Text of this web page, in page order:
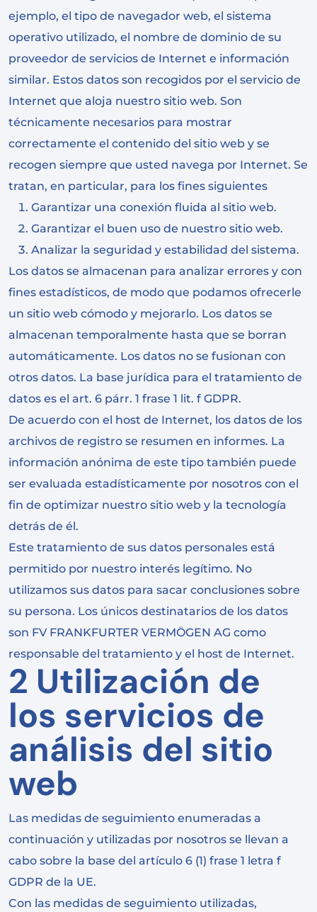
ejemplo, el tipo de navegador web, el sistema
operativo utilizado, el nombre de dominio de su
proveedor de servicios de Internet e información
similar. Estos datos son recogidos por el servicio de
Internet que aloja nuestro sitio web. Son
técnicamente necesarios para mostrar
correctamente el contenido del sitio web y se
recogen siempre que usted navega por Internet. Se
tratan, en particular, para los fines siguientes
Garantizar una conexión fluida al sitio web.
Garantizar el buen uso de nuestro sitio web.
Analizar la seguridad y estabilidad del sistema.
Los datos se almacenan para analizar errores y con
fines estadísticos, de modo que podamos ofrecerle
un sitio web cómodo y mejorarlo. Los datos se
almacenan temporalmente hasta que se borran
automáticamente. Los datos no se fusionan con
otros datos. La base jurídica para el tratamiento de
datos es el art. 6 párr. 1 frase 1 lit. f GDPR.
De acuerdo con el host de Internet, los datos de los
archivos de registro se resumen en informes. La
información anónima de este tipo también puede
ser evaluada estadísticamente por nosotros con el
fin de optimizar nuestro sitio web y la tecnología
detrás de él.
Este tratamiento de sus datos personales está
permitido por nuestro interés legítimo. No
utilizamos sus datos para sacar conclusiones sobre
su persona. Los únicos destinatarios de los datos
son FV FRANKFURTER VERMÖGEN AG como
responsable del tratamiento y el host de Internet.
2 Utilización de
los servicios de
análisis del sitio
web
Las medidas de seguimiento enumeradas a
continuación y utilizadas por nosotros se llevan a
cabo sobre la base del artículo 6 (1) frase 1 letra f
GDPR de la UE.
Con las medidas de seguimiento utilizadas,